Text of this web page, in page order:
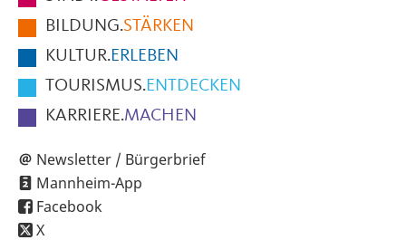
der
SeiteBILDUNG.STÄRKEN
KULTUR.ERLEBEN
TOURISMUS.ENTDECKEN
KARRIERE.MACHEN
Newsletter / Bürgerbrief
Mannheim-App
Facebook
X